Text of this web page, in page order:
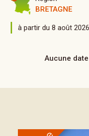
BRETAGNE
à partir du 8 août 2026
Aucune